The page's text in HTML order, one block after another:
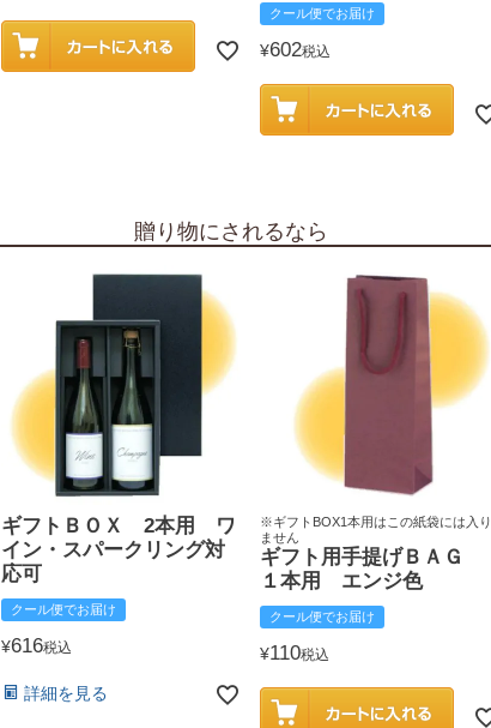
クール便でお届け
¥602税込
贈り物にされるなら
ギフトＢＯＸ 2本用 ワ
イン・スパークリング対
応可
クール便でお届け
¥616税込
詳細を見る
※ギフトBOX1本用はこの紙袋には入り
ません
ギフト用手提げＢＡＧ
１本用 エンジ色
クール便でお届け
¥110税込